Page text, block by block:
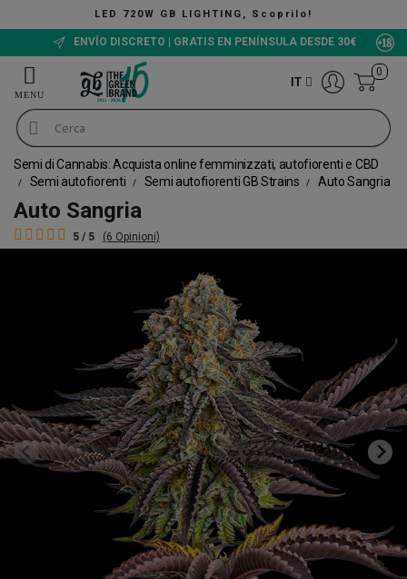
LIGHTING, Scoprilo!
ENVÍO DISCRETO | GRATIS EN PENÍNSULA DESDE 30€
IT
0
Semi di Cannabis: Acquista online femminizzati, autofiorenti e CBD
Semi autofiorenti
Semi autofiorenti GB Strains Auto Sangria
Auto Sangria
5 / 5 (6 Opinioni)